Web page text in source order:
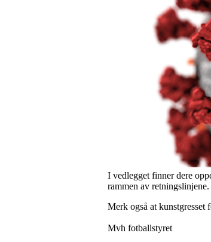
I vedlegget finner dere
rammen av retningslinjene.
Merk også at kunstgresset
Mvh fotballstyret